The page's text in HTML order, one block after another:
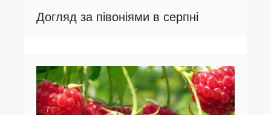
Догляд за півоніями в серпні